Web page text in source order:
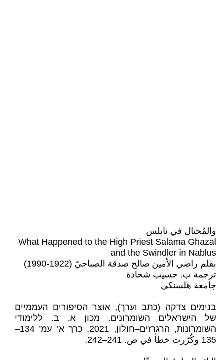
والمُحتال في نابلس
What Happened to the High Priest Salāma Ghazāl
and the Swindler in Nablus
بقلم راضي الأمين صالح صدقة الصباحيّ (1922-1990)
ترجمة ب. حسيب شحادة
جامعة هلسنكي
בנימים צדקה (כתב וערך), אוצר הסיפורים העממיים
של הישראלים השומרונים. מכון א. ב. ללימודי
השומרונות, הרגרזים–חולון, 2021, כרך א’ עמ’ 134–
135 وكُرّرت خطأ في ص. 241–242.